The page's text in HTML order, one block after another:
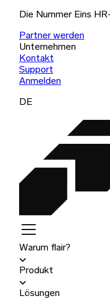
Die Nummer Eins
Partner werden
Unternehmen
Kontakt
Support
Anmelden
DE
Warum flair?
Produkt
Lösungen